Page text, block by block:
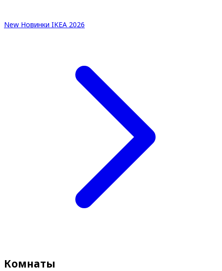
New Новинки IKEA 2026
Комнаты